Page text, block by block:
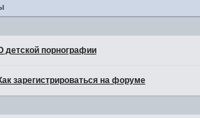
детской порнографии
зарегистрироваться на форуме